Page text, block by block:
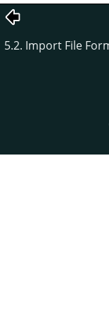
5.2. Import File